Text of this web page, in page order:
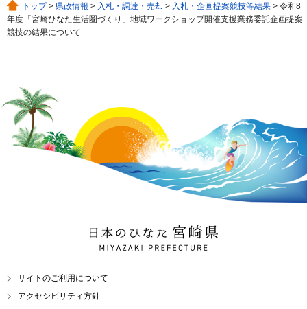
トップ> 県政情報 > 入札・調達・売却 > 入札・企画提案競技等結果 > 令和8
年度「宮崎ひなた生活圏づくり」地域ワークショップ開催支援業務委託企画提案
競技の結果について
日本のひなた 宮崎県
MIYAZAKI PREFECTURE
サイトのご利用について
アクセシビリティ方針